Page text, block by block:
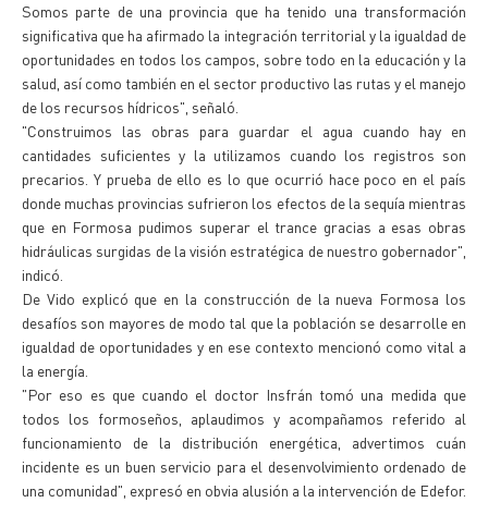
Somos parte de una provincia que ha tenido una transformación
significativa que ha afirmado la integración territorial y la igualdad de
oportunidades en todos los campos, sobre todo en la educación y la
salud, así como también en el sector productivo las rutas y el manejo
de los recursos hídricos", señaló.
"Construimos las obras para guardar el agua cuando hay en
cantidades suficientes y la utilizamos cuando los registros son
precarios. Y prueba de ello es lo que ocurrió hace poco en el país
donde muchas provincias sufrieron los efectos de la sequía mientras
que en Formosa pudimos superar el trance gracias a esas obras
hidráulicas surgidas de la visión estratégica de nuestro gobernador",
indicó.
De Vido explicó que en la construcción de la nueva Formosa los
desafíos son mayores de modo tal que la población se desarrolle en
igualdad de oportunidades y en ese contexto mencionó como vital a
la energía.
"Por eso es que cuando el doctor Insfrán tomó una medida que
todos los formoseños, aplaudimos y acompañamos referido al
funcionamiento de la distribución energética, advertimos cuán
incidente es un buen servicio para el desenvolvimiento ordenado de
una comunidad", expresó en obvia alusión a la intervención de Edefor.